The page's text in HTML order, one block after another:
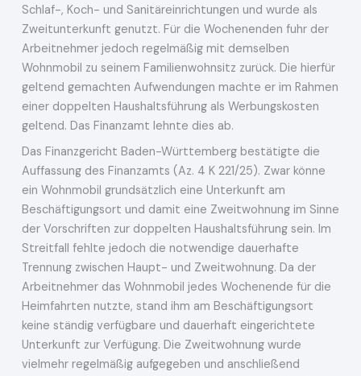
Schlaf-, Koch- und Sanitäreinrichtungen und wurde als
Zweitunterkunft genutzt. Für die Wochenenden fuhr der
Arbeitnehmer jedoch regelmäßig mit demselben
Wohnmobil zu seinem Familienwohnsitz zurück. Die hierfür
geltend gemachten Aufwendungen machte er im Rahmen
einer doppelten Haushaltsführung als Werbungskosten
geltend. Das Finanzamt lehnte dies ab.
Das Finanzgericht Baden-Württemberg bestätigte die
Auffassung des Finanzamts (Az. 4 K 221/25). Zwar könne
ein Wohnmobil grundsätzlich eine Unterkunft am
Beschäftigungsort und damit eine Zweitwohnung im Sinne
der Vorschriften zur doppelten Haushaltsführung sein. Im
Streitfall fehlte jedoch die notwendige dauerhafte
Trennung zwischen Haupt- und Zweitwohnung. Da der
Arbeitnehmer das Wohnmobil jedes Wochenende für die
Heimfahrten nutzte, stand ihm am Beschäftigungsort
keine ständig verfügbare und dauerhaft eingerichtete
Unterkunft zur Verfügung. Die Zweitwohnung wurde
vielmehr regelmäßig aufgegeben und anschließend